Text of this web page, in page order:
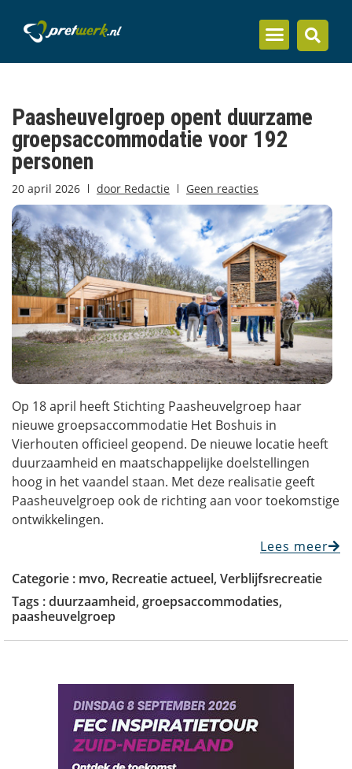
Paasheuvelgroep opent duurzame
groepsaccommodatie voor 192
personen
20 april 2026 door Redactie Geen reacties
Op 18 april heeft Stichting Paasheuvelgroep haar
nieuwe groepsaccommodatie Het Boshuis in
Vierhouten officieel geopend. De nieuwe locatie heeft
duurzaamheid en maatschappelijke doelstellingen
hoog in het vaandel staan. Met deze realisatie geeft
Paasheuvelgroep ook de richting aan voor toekomstige
ontwikkelingen.
Lees meer
Categorie : mvo, Recreatie actueel, Verblijfsrecreatie
Tags :duurzaamheid, groepsaccommodaties,
paasheuvelgroep